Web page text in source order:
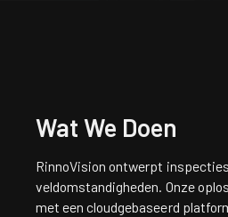
Wat We Doen
RinnoVision ontwerpt
veldomstandigheden. Onze
met een cloudgebaseerd